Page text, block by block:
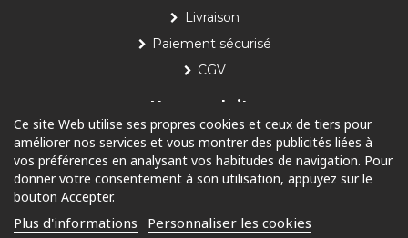
Livraison
Paiement sécurisé
CGV
Nos produits
Piscine
Jardin
Outdoor
Ce site Web utilise ses propres cookies et ceux de tiers pour
améliorer nos services et vous montrer des publicités liées à
vos préférences en analysant vos habitudes de navigation. Pour
donner votre consentement à son utilisation, appuyez sur le
bouton Accepter.
Plus d'informations Personnaliser les cookies